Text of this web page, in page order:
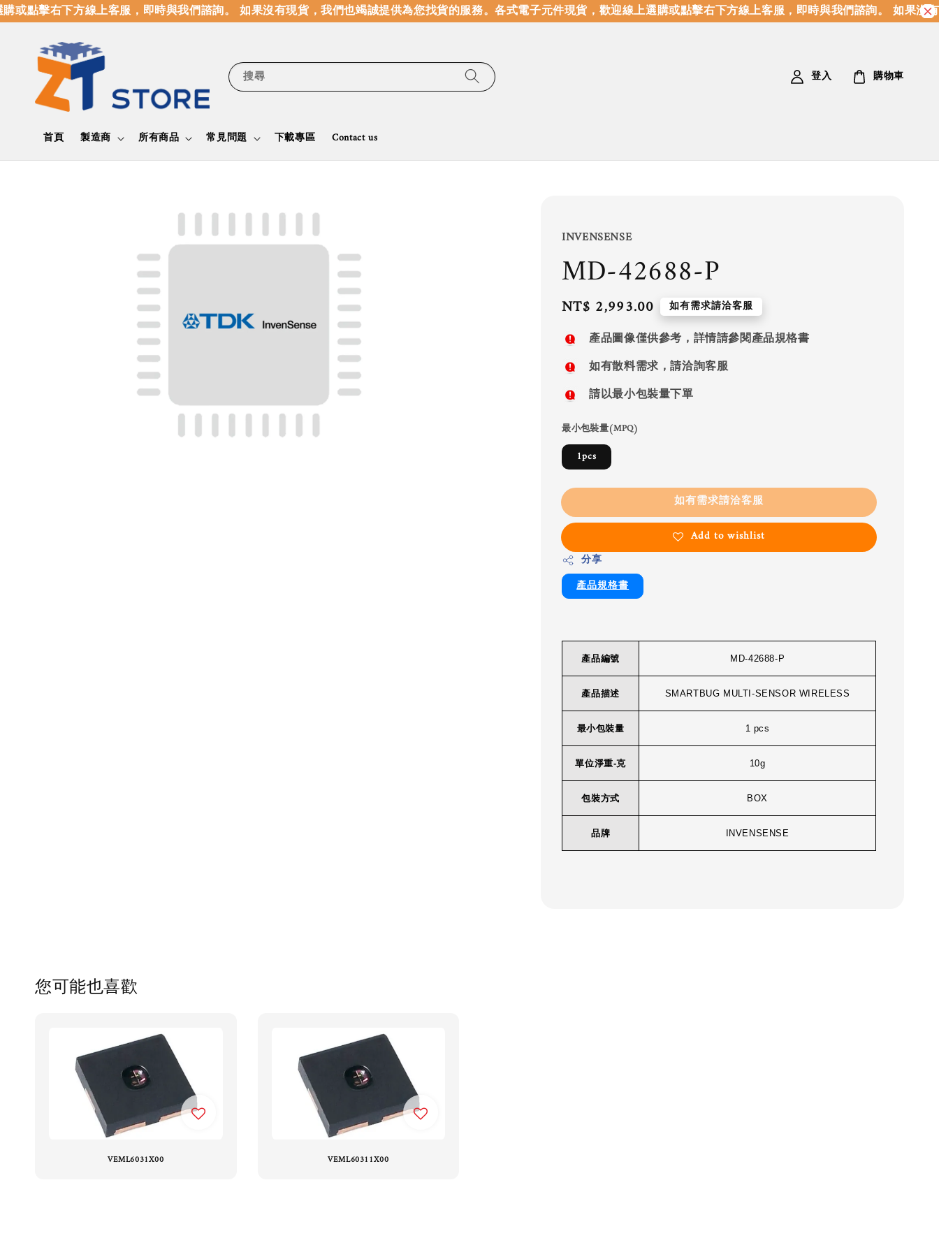
點擊右下方線上客服，即時與我們諮詢。 如果沒有現貨，我們也竭誠提供為您找貨的服務。各式電子元件現貨，歡迎線上選購或點擊右下方線上客服，即時與我們諮詢。 如果沒有
搜尋
首頁 製造商 所有商品 常見問題 下載專區 Contact us
登入 購物車
INVENSENSE
MD-42688-P
Regular
price
NT$ 2,993.00 如有需求請洽客服
產品圖像僅供參考，詳情請參閱產品規格書
如有散料需求，請洽詢客服
請以最小包裝量下單
最小包裝量(MPQ)
1pcs
如有需求請洽客服
Add to wishlist
分享
產品規格書
產品編號 MD-42688-P
產品描述 SMARTBUG MULTI-SENSOR WIRELESS
最小包裝量 1 pcs
單位淨重-克 10g
包裝方式 BOX
品牌 INVENSENSE
您可能也喜歡
VEML6031X00 VEML60311X00